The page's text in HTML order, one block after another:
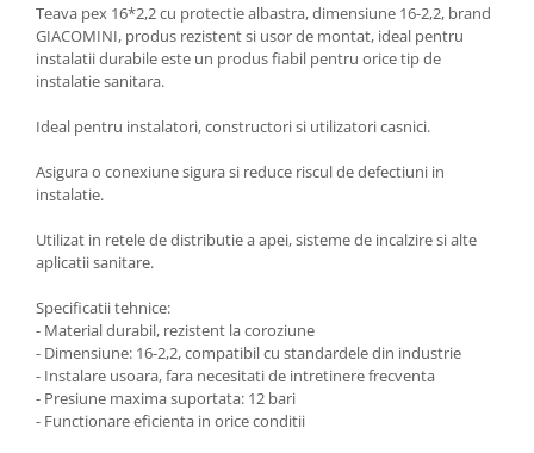
Teava pex 16*2,2 cu protectie albastra, dimensiune 16-2,2, brand
GIACOMINI, produs rezistent si usor de montat, ideal pentru
instalatii durabile este un produs fiabil pentru orice tip de
instalatie sanitara.
Ideal pentru instalatori, constructori si utilizatori casnici.
Asigura o conexiune sigura si reduce riscul de defectiuni in
instalatie.
Utilizat in retele de distributie a apei, sisteme de incalzire si alte
aplicatii sanitare.
Specificatii tehnice:
- Material durabil, rezistent la coroziune
- Dimensiune: 16-2,2, compatibil cu standardele din industrie
- Instalare usoara, fara necesitati de intretinere frecventa
- Presiune maxima suportata: 12 bari
- Functionare eficienta in orice conditii